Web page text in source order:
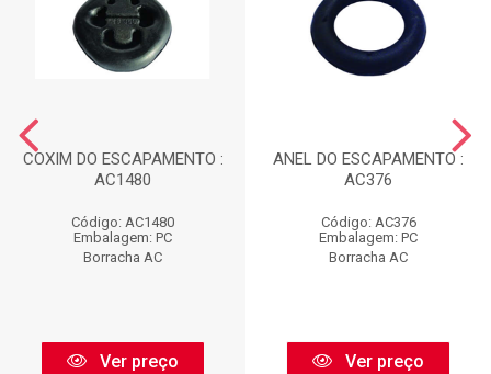
COXIM DO ESCAPAMENTO :
AC1480
Código: AC1480
Embalagem: PC
Borracha AC
Ver preço
ANEL DO ESCAPAMENTO :
AC376
Código: AC376
Embalagem: PC
Borracha AC
Ver preço